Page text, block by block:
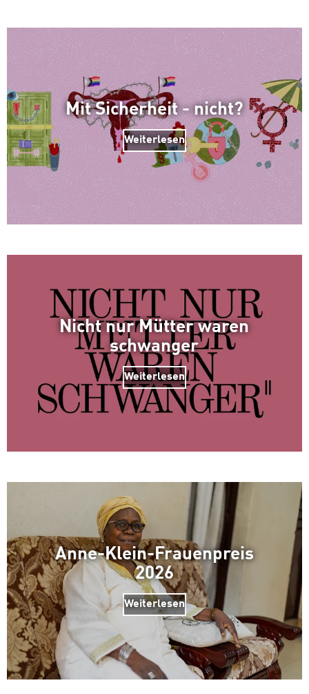
Mit Sicherheit - nicht?
Weiterlesen
Nicht nur Mütter waren
schwanger
Weiterlesen
Anne-Klein-Frauenpreis
2026
Weiterlesen